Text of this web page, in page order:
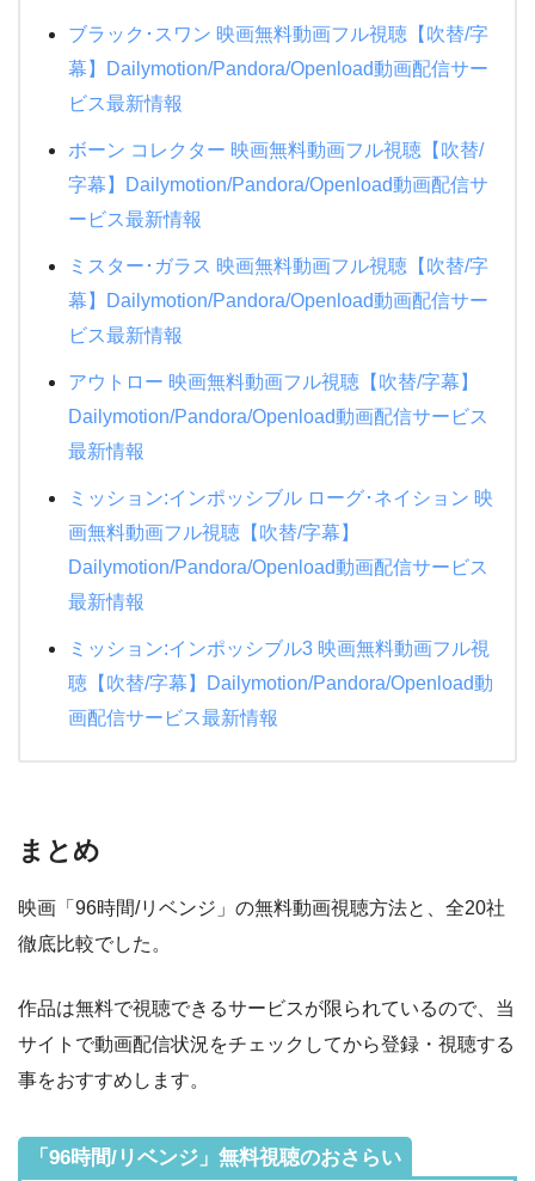
ブラック･スワン 映画無料動画フル視聴【吹替/字
幕】Dailymotion/Pandora/Openload動画配信サー
ビス最新情報
ボーン コレクター 映画無料動画フル視聴【吹替/
字幕】Dailymotion/Pandora/Openload動画配信サ
ービス最新情報
ミスター･ガラス 映画無料動画フル視聴【吹替/字
幕】Dailymotion/Pandora/Openload動画配信サー
ビス最新情報
アウトロー 映画無料動画フル視聴【吹替/字幕】
Dailymotion/Pandora/Openload動画配信サービス
最新情報
ミッション:インポッシブル ローグ･ネイション 映
画無料動画フル視聴【吹替/字幕】
Dailymotion/Pandora/Openload動画配信サービス
最新情報
ミッション:インポッシブル3 映画無料動画フル視
聴【吹替/字幕】Dailymotion/Pandora/Openload動
画配信サービス最新情報
まとめ
映画「96時間/リベンジ」の無料動画視聴方法と、全20社
徹底比較でした。
作品は無料で視聴できるサービスが限られているので、当
サイトで動画配信状況をチェックしてから登録・視聴する
事をおすすめします。
「96時間/リベンジ」無料視聴のおさらい